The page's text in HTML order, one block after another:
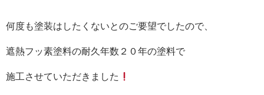
何度も塗装はしたくないとのご要望でしたので、
遮熱フッ素塗料の耐久年数２０年の塗料で
施工させていただきました